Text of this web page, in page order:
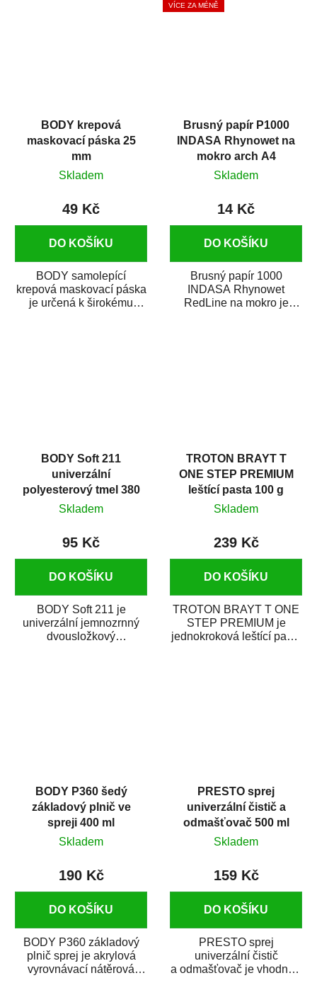
BODY krepová
maskovací páska 25
mm
Skladem
49 Kč
DO KOŠÍKU
BODY samolepící
krepová maskovací páska
je určená k širokému
VÍCE ZA MÉNĚ
Brusný papír P1000
INDASA Rhynowet na
mokro arch A4
Skladem
14 Kč
DO KOŠÍKU
Brusný papír 1000
INDASA Rhynowet
RedLine na mokro je
BODY Soft 211
univerzální
polyesterový tmel 380
g
Skladem
95 Kč
DO KOŠÍKU
BODY Soft 211 je
univerzální jemnozrnný
dvousložkový
TROTON BRAYT T
ONE STEP PREMIUM
leštící pasta 100 g
Skladem
239 Kč
DO KOŠÍKU
TROTON BRAYT T ONE
STEP PREMIUM je
jednokroková leštící pasta
BODY P360 šedý
základový plnič ve
spreji 400 ml
Skladem
190 Kč
DO KOŠÍKU
BODY P360 základový
plnič sprej je akrylová
vyrovnávací nátěrová
PRESTO sprej
univerzální čistič a
odmašťovač 500 ml
Skladem
159 Kč
DO KOŠÍKU
PRESTO sprej
univerzální čistič
a odmašťovač je vhodný k